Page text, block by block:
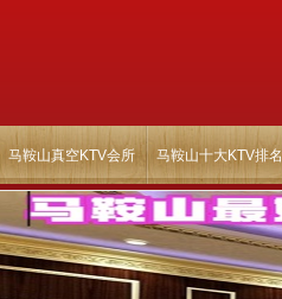
马鞍山真空KTV会所 马鞍山十大KTV排名